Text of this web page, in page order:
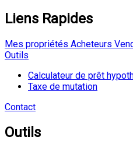
Liens Rapides
Mes propriétés Acheteurs
Outils
Calculateur de prêt
Taxe de mutation
Contact
Outils